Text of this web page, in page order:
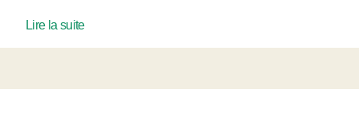
Lire la suite